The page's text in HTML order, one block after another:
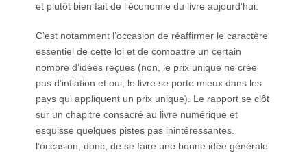
et plutôt bien fait de l’économie du livre aujourd’hui.
C’est notamment l’occasion de réaffirmer le caractère
essentiel de cette loi et de combattre un certain
nombre d’idées reçues (non, le prix unique ne crée
pas d’inflation et oui, le livre se porte mieux dans les
pays qui appliquent un prix unique). Le rapport se clôt
sur un chapitre consacré au livre numérique et
esquisse quelques pistes pas inintéressantes.
l’occasion, donc, de se faire une bonne idée générale